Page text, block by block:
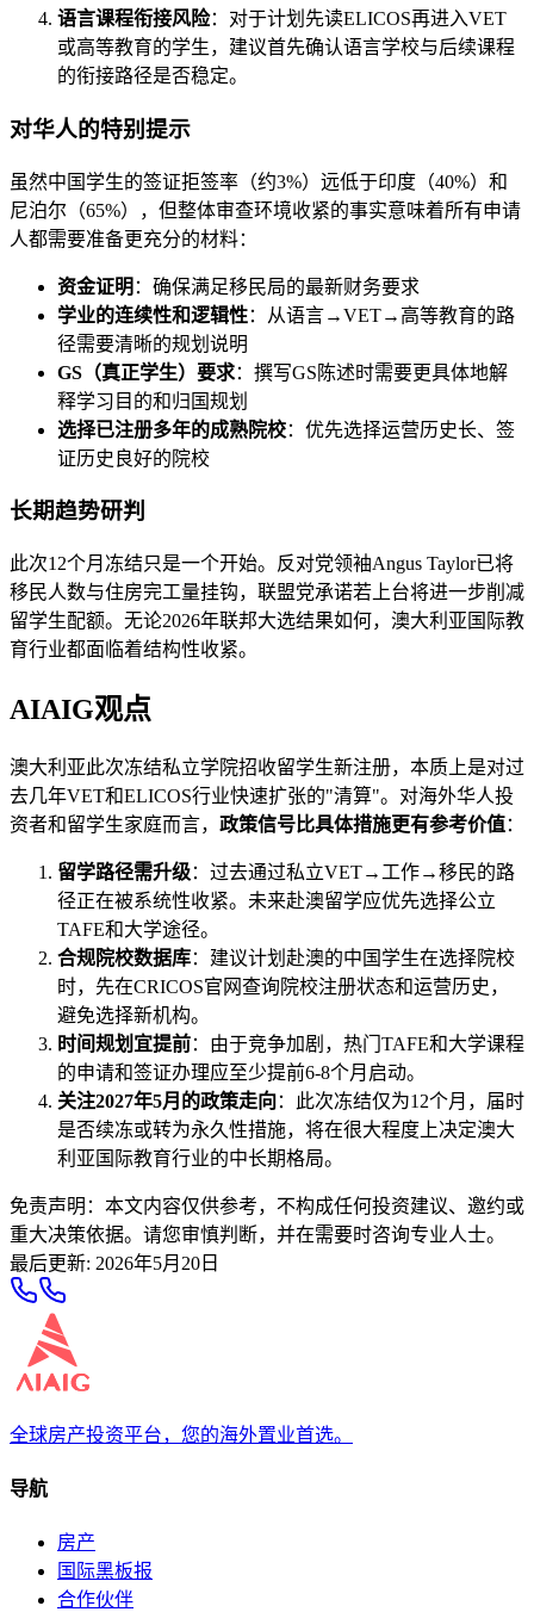
语言课程衔接风险：对于计划先读ELICOS再进入VET
或高等教育的学生，建议首先确认语言学校与后续课程
的衔接路径是否稳定。
对华人的特别提示
虽然中国学生的签证拒签率（约3%）远低于印度（40%）和
尼泊尔（65%），但整体审查环境收紧的事实意味着所有申请
人都需要准备更充分的材料：
资金证明 ：确保满足移民局的最新财务要求
学业的连续性和逻辑性：从语言→VET→高等教育的路
径需要清晰的规划说明
GS（真正学生）要求：撰写GS陈述时需要更具体地解
释学习目的和归国规划
选择已注册多年的成熟院校：优先选择运营历史长、签
证历史良好的院校
长期趋势研判
此次12个月冻结只是一个开始。反对党领袖Angus Taylor已将
移民人数与住房完工量挂钩，联盟党承诺若上台将进一步削减
留学生配额。无论2026年联邦大选结果如何，澳大利亚国际教
育行业都面临着结构性收紧。
AIAIG观点
澳大利亚此次冻结私立学院招收留学生新注册，本质上是对过
去几年VET和ELICOS行业快速扩张的"清算"。对海外华人投
资者和留学生家庭而言， 政策信号比具体措施更有参考价值：
留学路径需升级：过去通过私立VET→工作→移民的路
径正在被系统性收紧。未来赴澳留学应优先选择公立
TAFE和大学途径。
合规院校数据库：建议计划赴澳的中国学生在选择院校
时，先在CRICOS官网查询院校注册状态和运营历史，
避免选择新机构。
时间规划宜提前：由于竞争加剧，热门TAFE和大学课程
的申请和签证办理应至少提前6-8个月启动。
关注2027年5月的政策走向 ：此次冻结仅为12个月，届时
是否续冻或转为永久性措施，将在很大程度上决定澳大
利亚国际教育行业的中长期格局。
免责声明：本文内容仅供参考，不构成任何投资建议、邀约或
重大决策依据。请您审慎判断，并在需要时咨询专业人士。
最后更新: 2026年5月20日
全球房产投资平台，您的海外置业首选。
导航
房产
国际黑板报
合作伙伴